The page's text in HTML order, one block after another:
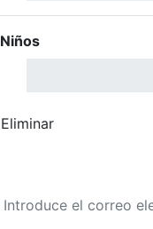
Niños
Eliminar